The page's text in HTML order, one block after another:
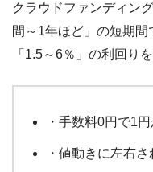
クラウドファンディン
間～1年ほど」の短期
「1.5～6％」の利回りを
・手数料0円で1
・値動きに左右